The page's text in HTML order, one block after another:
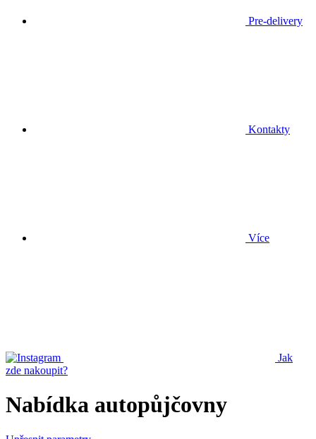
Pre-delivery
Kontakty
Více
Jak
zde nakoupit?
Nabídka autopůjčovny